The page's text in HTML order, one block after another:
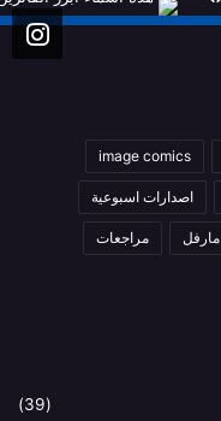
image comics
اصدارات اسبوعية
مارفل مراجعات
(39)